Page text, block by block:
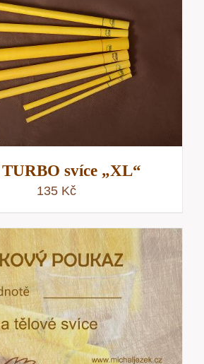
svíce „XL“
135 Kč